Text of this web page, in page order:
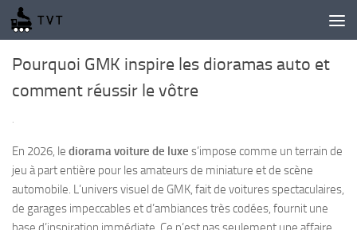
Skip to content
Pourquoi GMK inspire les dioramas auto et
comment réussir le vôtre
·
En 2026, le diorama voiture de luxe s’impose comme un terrain de
jeu à part entière pour les amateurs de miniature et de scène
automobile. L’univers visuel de GMK, fait de voitures spectaculaires,
de garages impeccables et d’ambiances très codées, fournit une